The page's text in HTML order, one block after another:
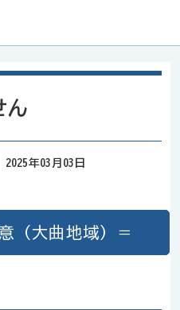
ん
2025年03月03日
（大曲地域）＝